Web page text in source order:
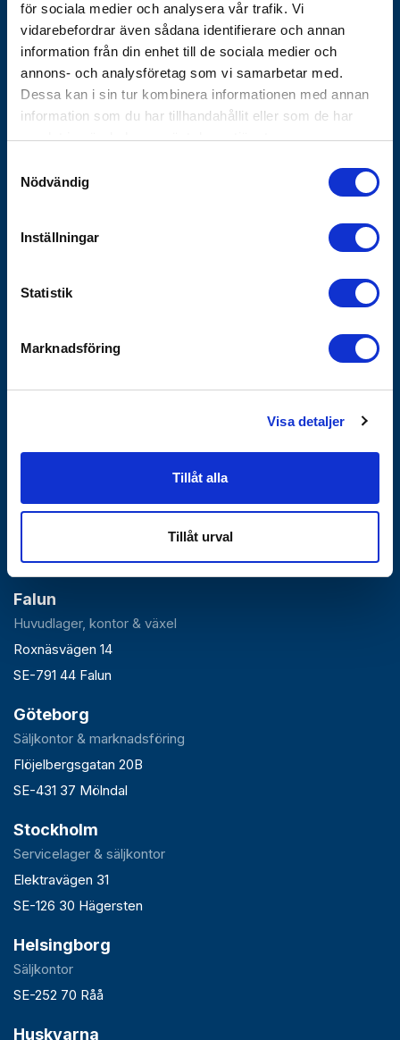
för sociala medier och analysera vår trafik. Vi
vidarebefordrar även sådana identifierare och annan
information från din enhet till de sociala medier och
annons- och analysföretag som vi samarbetar med.
Dessa kan i sin tur kombinera informationen med annan
information som du har tillhandahållit eller som de har
samlat in när du har använt deras tjänster.
Nödvändig
Inställningar
Statistik
Marknadsföring
Visa detaljer
Tillåt alla
Tillåt urval
Nyhetsbrev
Varför Göthes
Våra varumärken
Koncernbolag
Göthes Säkerhet
Göthes Teknik
Kontakta oss
Vanliga frågor
Hållbarhetshändelser
Falun
Huvudlager, kontor & växel
Roxnäsvägen 14
SE-791 44 Falun
Göteborg
Säljkontor & marknadsföring
Flöjelbergsgatan 20B
SE-431 37 Mölndal
Stockholm
Servicelager & säljkontor
Elektravägen 31
SE-126 30 Hägersten
Helsingborg
Säljkontor
SE-252 70 Råå
Huskvarna